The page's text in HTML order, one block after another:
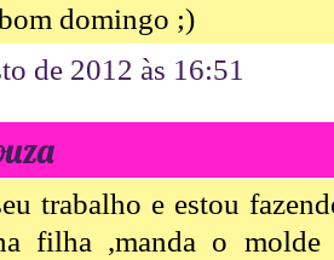
domingo ;)
de 2012 às 16:51
trabalho e estou
filha ,manda o molde